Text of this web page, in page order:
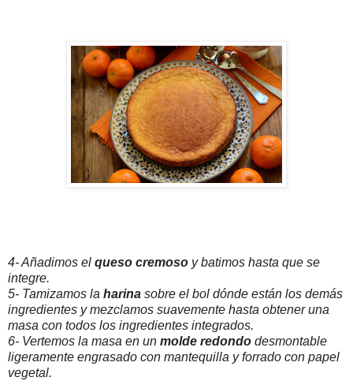
4- Añadimos el queso cremoso y batimos hasta que se
integre.
5- Tamizamos la harina sobre el bol dónde están los demás
ingredientes y mezclamos suavemente hasta obtener una
masa con todos los ingredientes integrados.
6- Vertemos la masa en un molde redondo desmontable
ligeramente engrasado con mantequilla y forrado con papel
vegetal.